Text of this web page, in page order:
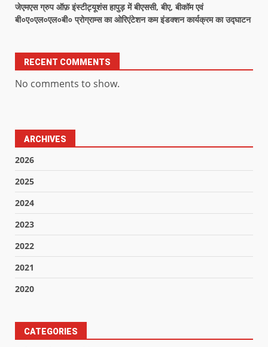
जेएमएस ग्रुप ऑफ़ इंस्टीट्यूशंस हापुड़ में बीएससी, बीए, बीकॉम एवं
बी०ए०एल०एल०बी० प्रोग्राम्स का ओरिएंटेशन कम इंडक्शन कार्यक्रम का उद्घाटन
RECENT COMMENTS
No comments to show.
ARCHIVES
2026
2025
2024
2023
2022
2021
2020
CATEGORIES